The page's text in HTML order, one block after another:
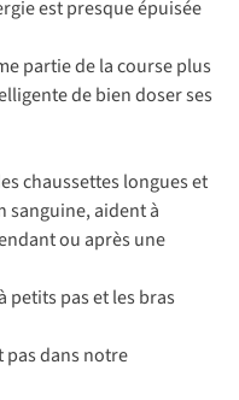
est presque épuisée
partie de la course plus
de bien doser ses
chaussettes longues et
sanguine, aident à
ou après une
pas et les bras
pas dans notre